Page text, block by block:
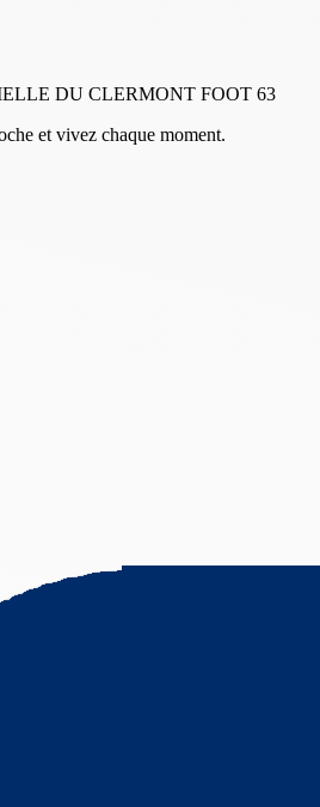
DU CLERMONT FOOT 63
et vivez chaque moment.